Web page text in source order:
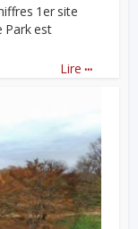
1er site
Park est
Lire ...